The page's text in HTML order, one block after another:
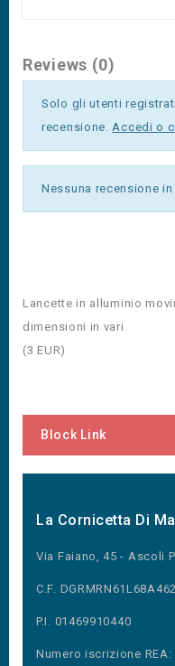
Reviews (0)
Solo gli utenti
recensione. Accedi o
Nessuna recensione
Lancette in alluminio
dimensioni in vari
(3 EUR)
Block Link
La Cornicetta Di
Via Faiano, 45 - Ascoli
C.F.
P.I. 01469910440
Numero iscrizione REA: